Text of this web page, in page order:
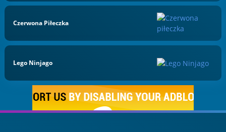
Czerwona Piłeczka
Lego Ninjago